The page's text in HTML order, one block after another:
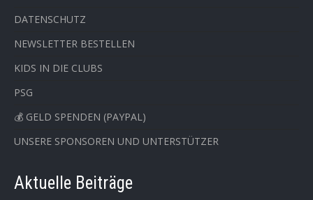
DATENSCHUTZ
NEWSLETTER BESTELLEN
KIDS IN DIE CLUBS
PSG
💰 GELD SPENDEN (PAYPAL)
UNSERE SPONSOREN UND UNTERSTÜTZER
Aktuelle Beiträge